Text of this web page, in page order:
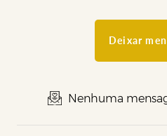
Deixar
Nenhuma